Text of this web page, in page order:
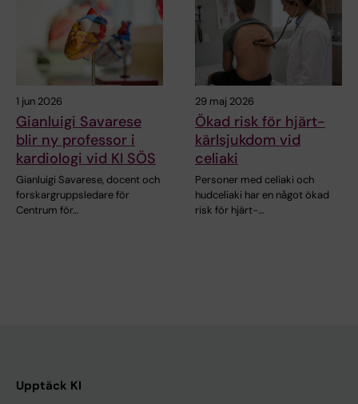
1 jun 2026
Gianluigi Savarese
blir ny professor i
kardiologi vid KI SÖS
Gianluigi Savarese, docent och
forskargruppsledare för
Centrum för…
29 maj 2026
Ökad risk för hjärt-
kärlsjukdom vid
celiaki
Personer med celiaki och
hudceliaki har en något ökad
risk för hjärt-…
Upptäck KI